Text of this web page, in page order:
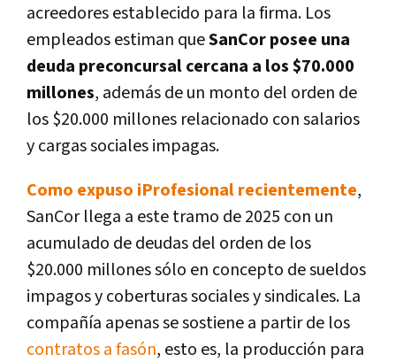
acreedores establecido para la firma. Los
empleados estiman queSanCor posee una
deuda preconcursal cercana a los $70.000
millones, además de un monto del orden de
los $20.000 millones relacionado con salarios
y cargas sociales impagas.
Como expuso iProfesional recientemente,
SanCor llega a este tramo de 2025 con un
acumulado de deudas del orden de los
$20.000 millones sólo en concepto de sueldos
impagos y coberturas sociales y sindicales. La
compañía apenas se sostiene a partir de los
contratos a fasón, esto es, la producción para